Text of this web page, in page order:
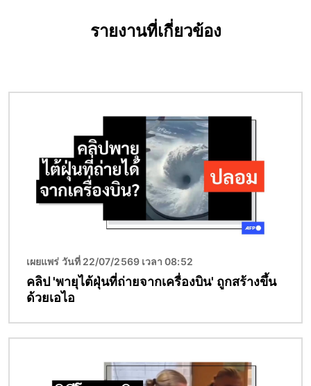
รายงานที่เกี่ยวข้อง
เผยแพร่ วันที่ 22/07/2569 เวลา 08:52
คลิป 'พายุไต้ฝุ่นที่ถ่ายจากเครื่องบิน' ถูกสร้างขึ้น
ด้วยเอไอ